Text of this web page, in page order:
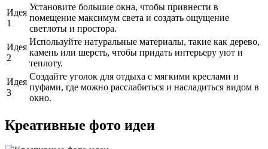
Идея
1
Установите большие окна, чтобы привнести в
помещение максимум света и создать ощущение
светлоты и простора.
Идея
2
Используйте натуральные материалы, такие как дерево,
камень или шерсть, чтобы придать интерьеру уют и
теплоту.
Идея
3
Создайте уголок для отдыха с мягкими креслами и
пуфами, где можно расслабиться и насладиться видом в
окно.
Креативные фото идеи